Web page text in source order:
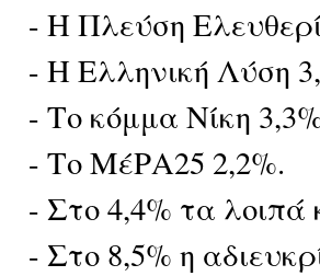
- Η Πλεύση
- Η Ελληνική Λύση
- Το κόμμα Nίκη
- Το ΜέΡΑ25 2,2%.
- Στο 4,4% τα
- Στο 8,5% η